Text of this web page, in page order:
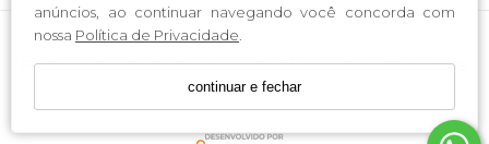
anúncios, ao continuar navegando você concorda com
nossa Política de Privacidade
continuar e fechar
FELIZ ALIMENTOS ORGÂNICOS LTDA. / CNPJ: 53.146.519/0001-49
Endereço: Avenida Nossa Senhora da Luz 223